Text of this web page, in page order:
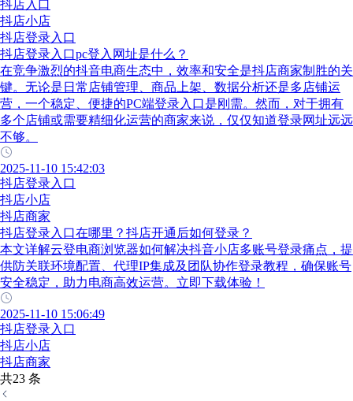
抖店入口
抖店小店
抖店登录入口
抖店登录入口pc登入网址是什么？
在竞争激烈的抖音电商生态中，效率和安全是抖店商家制胜的关
键。无论是日常店铺管理、商品上架、数据分析还是多店铺运
营，一个稳定、便捷的PC端登录入口是刚需。然而，对于拥有
多个店铺或需要精细化运营的商家来说，仅仅知道登录网址远远
不够。
2025-11-10 15:42:03
抖店登录入口
抖店小店
抖店商家
抖店登录入口在哪里？抖店开通后如何登录？
本文详解云登电商浏览器如何解决抖音小店多账号登录痛点，提
供防关联环境配置、代理IP集成及团队协作登录教程，确保账号
安全稳定，助力电商高效运营。立即下载体验！
2025-11-10 15:06:49
抖店登录入口
抖店小店
抖店商家
共23 条